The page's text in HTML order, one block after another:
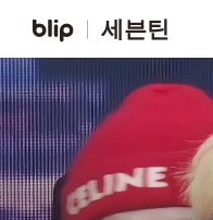
세븐틴